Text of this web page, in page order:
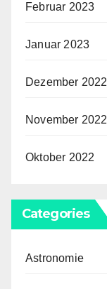
Februar 2023
Januar 2023
Dezember 2022
November 2022
Oktober 2022
Categories
Astronomie